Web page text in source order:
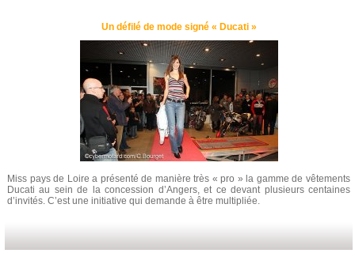
Un défilé de mode signé « Ducati »
Miss pays de Loire a présenté de manière très « pro » la gamme de vêtements
Ducati au sein de la concession d’Angers, et ce devant plusieurs centaines
d’invités. C’est une initiative qui demande à être multipliée.